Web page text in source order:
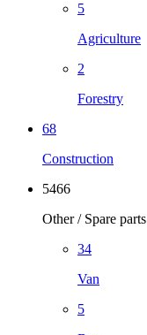
5
Agriculture
2
Forestry
68
Construction
5466
Other / Spare parts
34
Van
5